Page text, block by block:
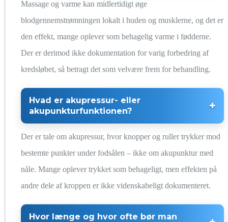
Massage og varme kan midlertidigt øge
blodgennemstrømningen lokalt i huden og musklerne, og det er
den effekt, mange oplever som behagelig varme i fødderne.
Der er derimod ikke dokumentation for varig forbedring af
kredsløbet, så betragt det som velvære frem for behandling.
Hvad er akupressur- eller
akupunkturfunktionen?
Der er tale om akupressur, hvor knopper og ruller trykker mod
bestemte punkter under fodsålen – ikke om akupunktur med
nåle. Mange oplever trykket som behageligt, men effekten på
andre dele af kroppen er ikke videnskabeligt dokumenteret.
Hvor længe og hvor ofte bør man